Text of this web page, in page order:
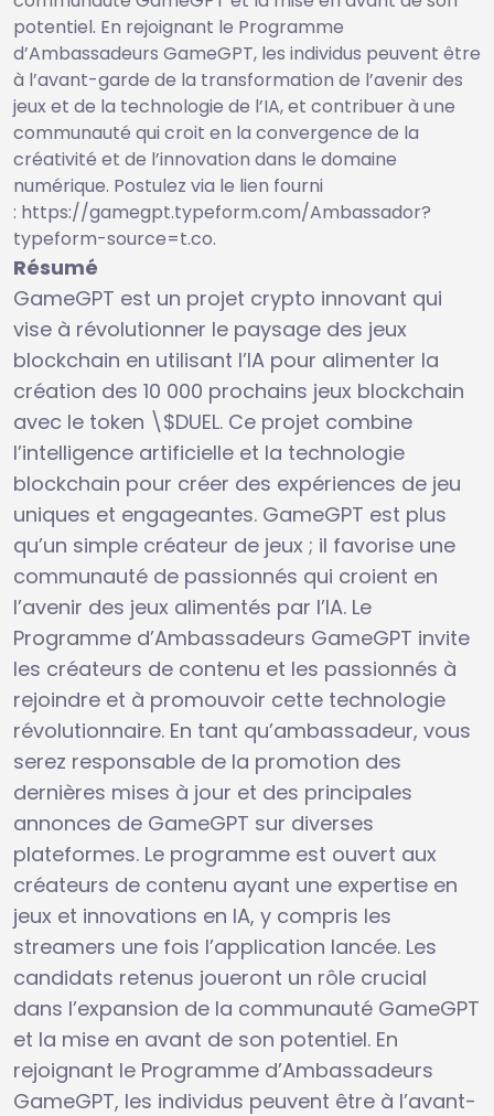
potentiel. En rejoignant le Programme
d’Ambassadeurs GameGPT, les individus peuvent être
à l’avant-garde de la transformation de l’avenir des
jeux et de la technologie de l’IA, et contribuer à une
communauté qui croit en la convergence de la
créativité et de l’innovation dans le domaine
numérique. Postulez via le lien fourni
: https://gamegpt.typeform.com/Ambassador?
typeform-source=t.co.
Résumé
GameGPT est un projet crypto innovant qui
vise à révolutionner le paysage des jeux
blockchain en utilisant l’IA pour alimenter la
création des 10 000 prochains jeux blockchain
avec le token \$DUEL. Ce projet combine
l’intelligence artificielle et la technologie
blockchain pour créer des expériences de jeu
uniques et engageantes. GameGPT est plus
qu’un simple créateur de jeux ; il favorise une
communauté de passionnés qui croient en
l’avenir des jeux alimentés par l’IA. Le
Programme d’Ambassadeurs GameGPT invite
les créateurs de contenu et les passionnés à
rejoindre et à promouvoir cette technologie
révolutionnaire. En tant qu’ambassadeur, vous
serez responsable de la promotion des
dernières mises à jour et des principales
annonces de GameGPT sur diverses
plateformes. Le programme est ouvert aux
créateurs de contenu ayant une expertise en
jeux et innovations en IA, y compris les
streamers une fois l’application lancée. Les
candidats retenus joueront un rôle crucial
dans l’expansion de la communauté GameGPT
et la mise en avant de son potentiel. En
rejoignant le Programme d’Ambassadeurs
GameGPT, les individus peuvent être à l’avant-